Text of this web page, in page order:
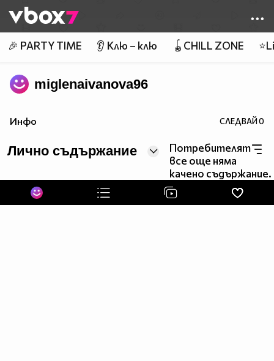
👾
🎉 PARTY TIME 👂 Клю – клю 🪀CHILL ZONE
miglenaivanova96
Инфо СЛЕДВАЙ0
Лично съдържание
Потребителят
все още няма
качено съдържание.